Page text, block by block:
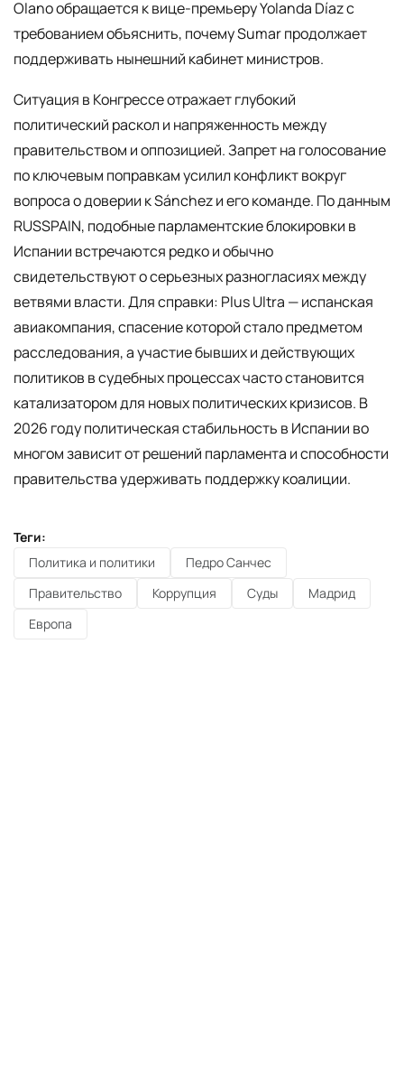
Olano обращается к вице-премьеру Yolanda Díaz с
требованием объяснить, почему Sumar продолжает
поддерживать нынешний кабинет министров.
Ситуация в Конгрессе отражает глубокий
политический раскол и напряженность между
правительством и оппозицией. Запрет на голосование
по ключевым поправкам усилил конфликт вокруг
вопроса о доверии к Sánchez и его команде. По данным
RUSSPAIN, подобные парламентские блокировки в
Испании встречаются редко и обычно
свидетельствуют о серьезных разногласиях между
ветвями власти. Для справки: Plus Ultra — испанская
авиакомпания, спасение которой стало предметом
расследования, а участие бывших и действующих
политиков в судебных процессах часто становится
катализатором для новых политических кризисов. В
2026 году политическая стабильность в Испании во
многом зависит от решений парламента и способности
правительства удерживать поддержку коалиции.
Теги:
Политика и политики
Педро Санчес
Правительство
Коррупция Суды
Мадрид
Европа